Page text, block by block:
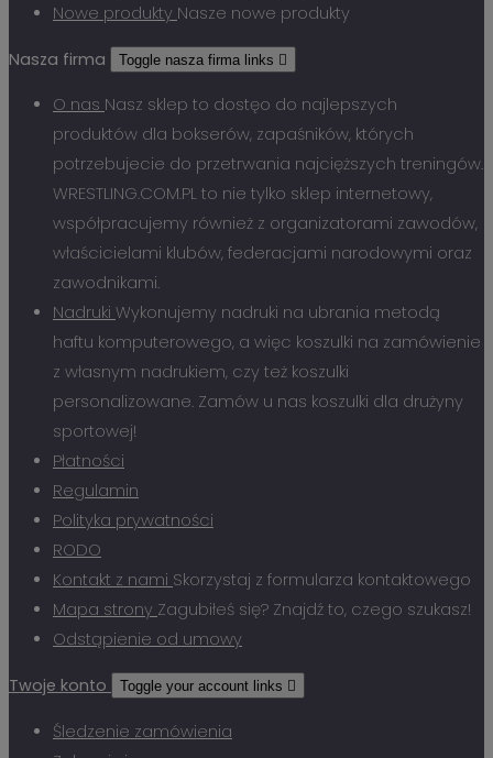
Nowe produkty Nasze nowe produkty
Nasza firma Toggle nasza firma links 
O nas Nasz sklep to dostęo do najlepszych
produktów dla bokserów, zapaśników, których
potrzebujecie do przetrwania najcięższych treningów.
WRESTLING.COM.PL to nie tylko sklep internetowy,
współpracujemy również z organizatorami zawodów,
właścicielami klubów, federacjami narodowymi oraz
zawodnikami.
Nadruki Wykonujemy nadruki na ubrania metodą
haftu komputerowego, a więc koszulki na zamówienie
z własnym nadrukiem, czy też koszulki
personalizowane. Zamów u nas koszulki dla drużyny
sportowej!
Płatności
Regulamin
Polityka prywatności
RODO
Kontakt z nami Skorzystaj z formularza kontaktowego
Mapa strony Zagubiłeś się? Znajdź to, czego szukasz!
Odstąpienie od umowy
Twoje konto Toggle your account links 
Śledzenie zamówienia